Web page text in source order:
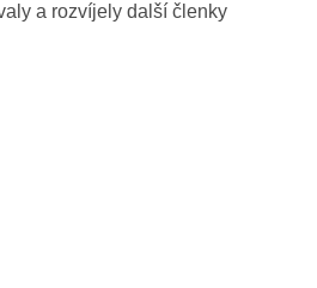
a rozvíjely další členky